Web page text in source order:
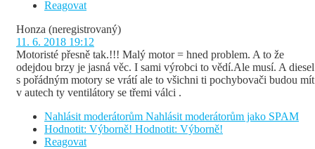
Reagovat
Honza (neregistrovaný)
11. 6. 2018 19:12
Motoristé přesně tak.!!! Malý motor = hned problem. A to že
odejdou brzy je jasná věc. I sami výrobci to vědí.Ale musí. A diesel
s pořádným motory se vrátí ale to všichni ti pochybovači budou mít
v autech ty ventilátory se třemi válci .
Nahlásit moderátorům Nahlásit moderátorům jako SPAM
Hodnotit: Výborně! Hodnotit: Výborně!
Reagovat